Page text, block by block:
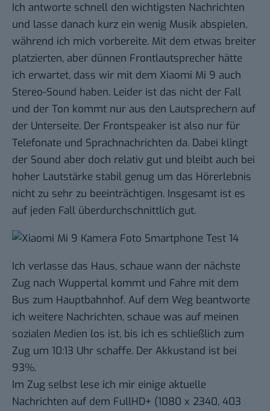
Ich antworte schnell den wichtigsten Nachrichten
und lasse danach kurz ein wenig Musik abspielen,
während ich mich vorbereite. Mit dem etwas breiter
platzierten, aber dünnen Frontlautsprecher hätte
ich erwartet, dass wir mit dem Xiaomi Mi 9 auch
Stereo-Sound haben. Leider ist das nicht der Fall
und der Ton kommt nur aus den Lautsprechern auf
der Unterseite. Der Frontspeaker ist also nur für
Telefonate und Sprachnachrichten da. Dabei klingt
der Sound aber doch relativ gut und bleibt auch bei
hoher Lautstärke stabil genug um das Hörerlebnis
nicht zu sehr zu beeinträchtigen. Insgesamt ist es
auf jeden Fall überdurchschnittlich gut.
Ich verlasse das Haus, schaue wann der nächste
Zug nach Wuppertal kommt und Fahre mit dem
Bus zum Hauptbahnhof. Auf dem Weg beantworte
ich weitere Nachrichten, schaue was auf meinen
sozialen Medien los ist, bis ich es schließlich zum
Zug um 10:13 Uhr schaffe. Der Akkustand ist bei
93%.
Im Zug selbst lese ich mir einige aktuelle
Nachrichten auf dem FullHD+ (1080 x 2340, 403